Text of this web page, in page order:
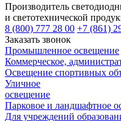
Производитель
и светотехнической
8 (800) 777 28 00 +7 (861)
Заказать звонок
Промышленное освещение
Коммерческое,
Освещение спортивных
Уличное
освещение
Парковое и ландшафтное
Для учреждений